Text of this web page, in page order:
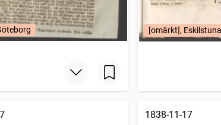
[omärkt], Eskilstuna
1838-11-17